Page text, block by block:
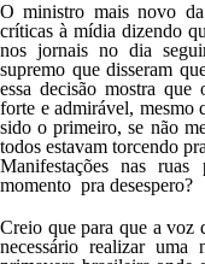
O ministro mais novo
críticas à mídia dizendo
nos jornais no dia
supremo que disseram
essa decisão mostra que
forte e admirável, mesmo
sido o primeiro, se não
todos estavam torcendo
Manifestações nas
momento pra desespero?
Creio que para que a voz
necessário realizar uma